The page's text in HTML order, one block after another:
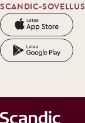
SCANDIC-SOVELLUS